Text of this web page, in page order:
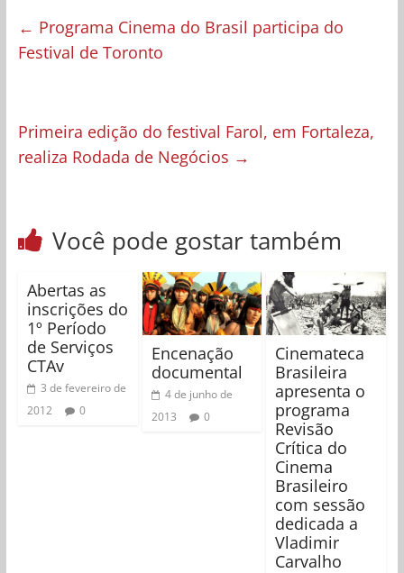
← Programa Cinema do Brasil participa do
Festival de Toronto
Primeira edição do festival Farol, em Fortaleza,
realiza Rodada de Negócios →
Você pode gostar também
Abertas as
inscrições do
1º Período
de Serviços
CTAv
3 de fevereiro de
2012
0
Encenação
documental
4 de junho de
2013
0
Cinemateca
Brasileira
apresenta o
programa
Revisão
Crítica do
Cinema
Brasileiro
com sessão
dedicada a
Vladimir
Carvalho